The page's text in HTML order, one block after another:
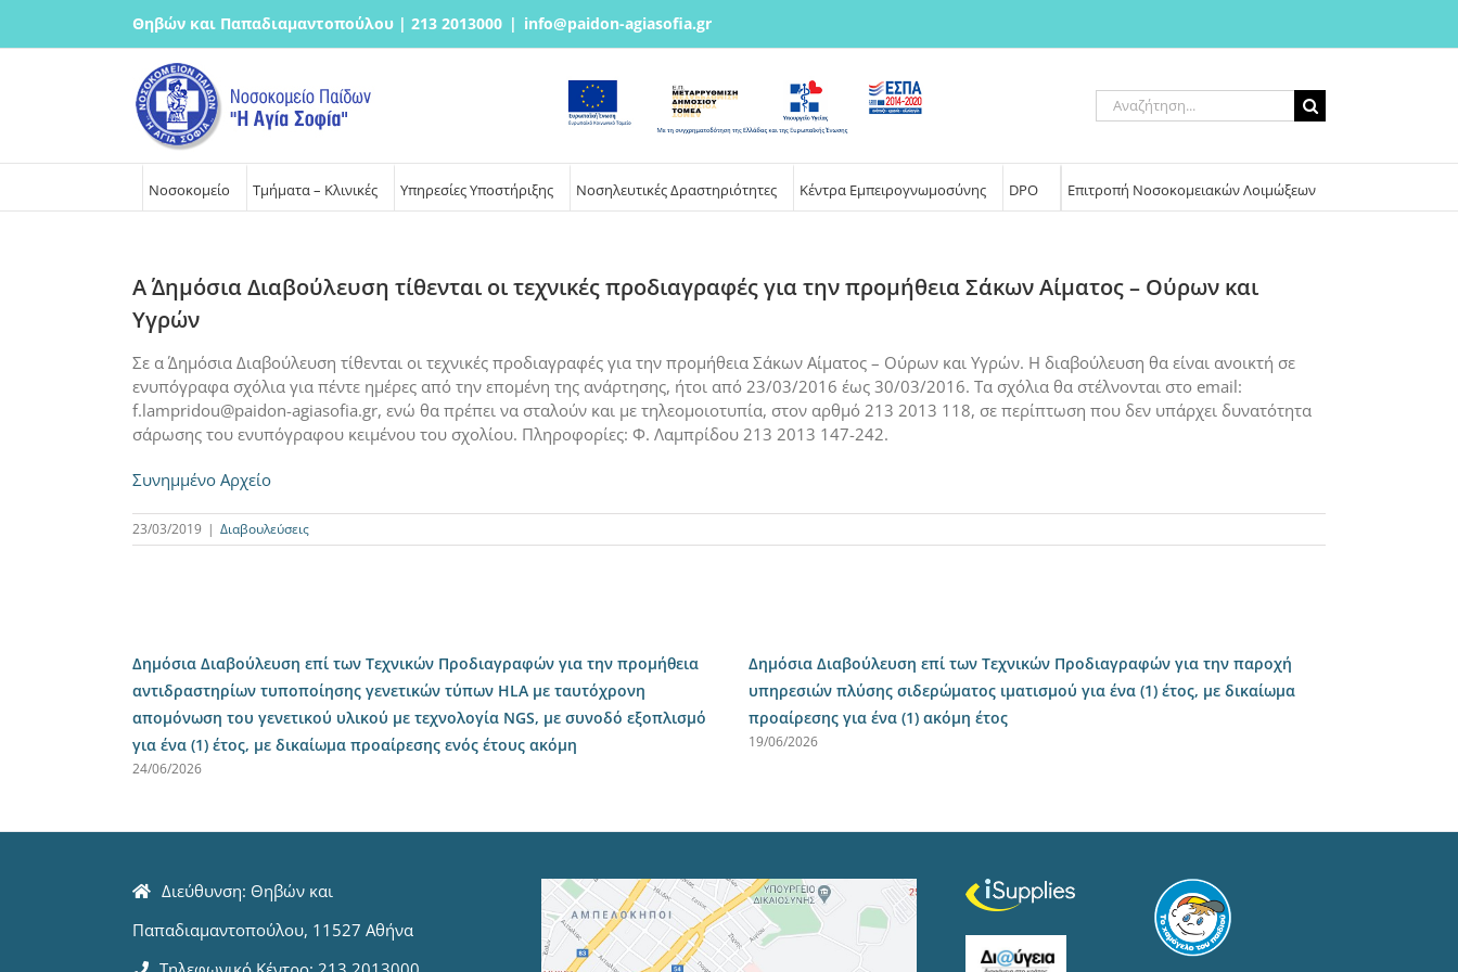
Θηβών και Παπαδιαμαντοπούλου | 213 2013000 | info@paidon-agiasofia.gr
Αναζήτηση
για:
Νοσοκομείο Τμήματα – Κλινικές Υπηρεσίες Υποστήριξης Νοσηλευτικές Δραστηριότητες Κέντρα Εμπειρογνωμοσύνης DPO Επιτροπή Νοσοκομειακών Λοιμώξεων
Α΄ Δημόσια Διαβούλευση τίθενται οι τεχνικές προδιαγραφές για την προμήθεια Σάκων Αίματος – Ούρων και
Υγρών
Σε α΄ Δημόσια Διαβούλευση τίθενται οι τεχνικές προδιαγραφές για την προμήθεια Σάκων Αίματος – Ούρων και Υγρών. Η διαβούλευση θα είναι ανοικτή σε
ενυπόγραφα σχόλια για πέντε ημέρες από την επομένη της ανάρτησης, ήτοι από 23/03/2016 έως 30/03/2016. Τα σχόλια θα στέλνονται στο email:
f.lampridou@paidon-agiasofia.gr, ενώ θα πρέπει να σταλούν και με τηλεομοιοτυπία, στον αρθμό 213 2013 118, σε περίπτωση που δεν υπάρχει δυνατότητα
σάρωσης του ενυπόγραφου κειμένου του σχολίου. Πληροφορίες: Φ. Λαμπρίδου 213 2013 147-242.
Συνημμένο Αρχείο
23/03/2019 | Διαβουλεύσεις
Δημόσια Διαβούλευση επί των Τεχνικών Προδιαγραφών για την προμήθεια
αντιδραστηρίων τυποποίησης γενετικών τύπων HLA με ταυτόχρονη
απομόνωση του γενετικού υλικού με τεχνολογία NGS, με συνοδό εξοπλισμό
για ένα (1) έτος, με δικαίωμα προαίρεσης ενός έτους ακόμη
24/06/2026
Δημόσια Διαβούλευση επί των Τεχνικών Προδιαγραφών για την παροχή
υπηρεσιών πλύσης σιδερώματος ιματισμού για ένα (1) έτος, με δικαίωμα
προαίρεσης για ένα (1) ακόμη έτος
19/06/2026
Διεύθυνση: Θηβών και
Παπαδιαμαντοπούλου, 11527 Αθήνα